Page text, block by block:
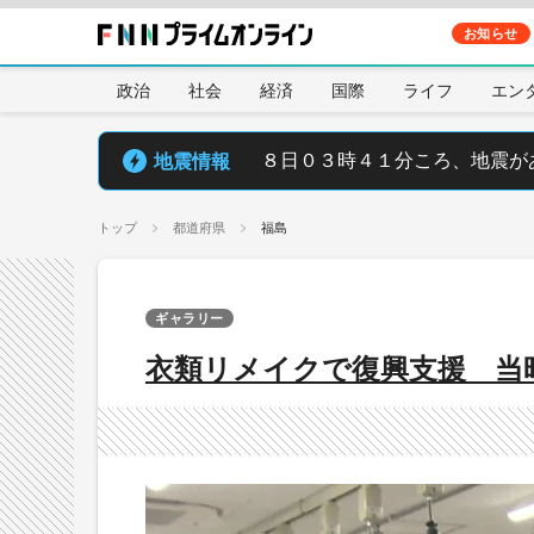
お知らせ
政治 社会 経済 国際 ライフ エン
地震情報 ８日０３時４１分ころ、地震が
トップ 都道府県 福島
衣類リメイクで復興支援
ギャラリー